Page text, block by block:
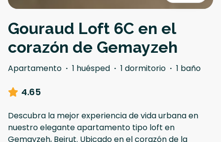
Gouraud Loft 6C en el
corazón de Gemayzeh
Apartamento · 1 huésped · 1 dormitorio · 1 baño
4.65
Descubra la mejor experiencia de vida urbana en
nuestro elegante apartamento tipo loft en
Gemayzeh, Beirut. Ubicado en el corazón de la